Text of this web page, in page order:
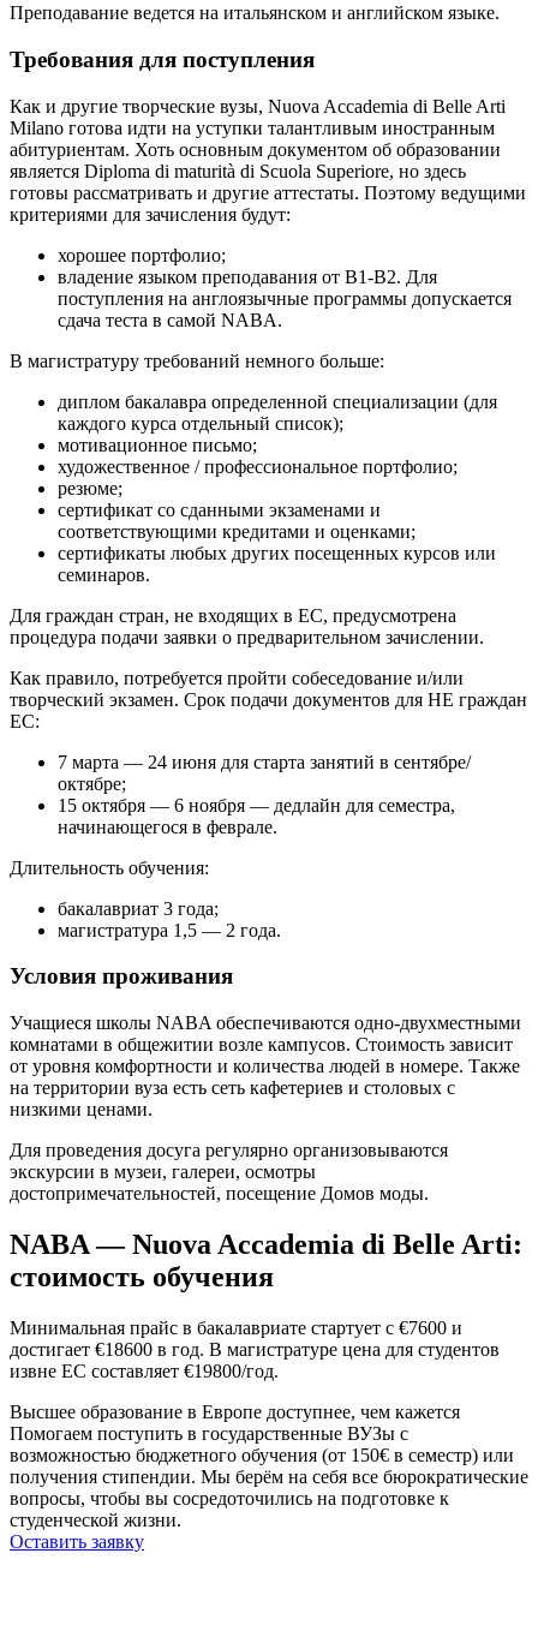
Преподавание ведется на итальянском и английском языке.
Требования для поступления
Как и другие творческие вузы, Nuova Accademia di Belle Arti
Milano готова идти на уступки талантливым иностранным
абитуриентам. Хоть основным документом об образовании
является Diploma di maturità di Scuola Superiore, но здесь
готовы рассматривать и другие аттестаты. Поэтому ведущими
критериями для зачисления будут:
хорошее портфолио;
владение языком преподавания от В1-В2. Для
поступления на англоязычные программы допускается
сдача теста в самой NABA.
В магистратуру требований немного больше:
диплом бакалавра определенной специализации (для
каждого курса отдельный список);
мотивационное письмо;
художественное / профессиональное портфолио;
резюме;
сертификат со сданными экзаменами и
соответствующими кредитами и оценками;
сертификаты любых других посещенных курсов или
семинаров.
Для граждан стран, не входящих в ЕС, предусмотрена
процедура подачи заявки о предварительном зачислении.
Как правило, потребуется пройти собеседование и/или
творческий экзамен. Срок подачи документов для НЕ граждан
ЕС:
7 марта — 24 июня для старта занятий в сентябре/
октябре;
15 октября — 6 ноября — дедлайн для семестра,
начинающегося в феврале.
Длительность обучения:
бакалавриат 3 года;
магистратура 1,5 — 2 года.
Условия проживания
Учащиеся школы NABA обеспечиваются одно-двухместными
комнатами в общежитии возле кампусов. Стоимость зависит
от уровня комфортности и количества людей в номере. Также
на территории вуза есть сеть кафетериев и столовых с
низкими ценами.
Для проведения досуга регулярно организовываются
экскурсии в музеи, галереи, осмотры
достопримечательностей, посещение Домов моды.
NABA — Nuova Accademia di Belle Arti:
стоимость обучения
Минимальная прайс в бакалавриате стартует с €7600 и
достигает €18600 в год. В магистратуре цена для студентов
извне ЕС составляет €19800/год.
Высшее образование в Европе доступнее, чем кажется
Помогаем поступить в государственные ВУЗы с
возможностью бюджетного обучения (от 150€ в семестр) или
получения стипендии. Мы берём на себя все бюрократические
вопросы, чтобы вы сосредоточились на подготовке к
студенческой жизни.
Оставить заявку